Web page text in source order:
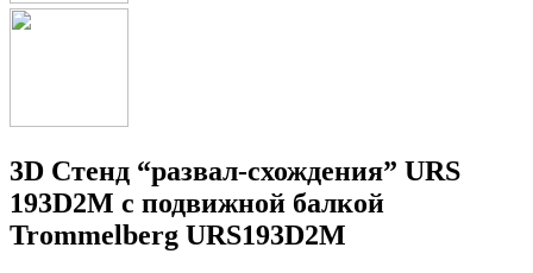
3D Стенд “развал-схождения” URS
193D2M с подвижной балкой
Trommelberg URS193D2M